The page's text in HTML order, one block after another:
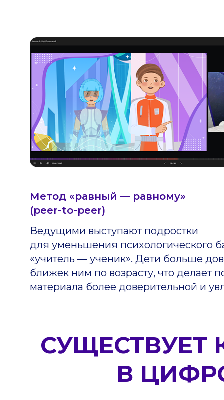
Метод «равный — равному»
(peer-to-peer)
Ведущими выступают подростки
для уменьшения психологического
«учитель — ученик». Дети больше
ближек ним по возрасту, что делает
материала более доверительной и
СУЩЕСТВУЕТ
В